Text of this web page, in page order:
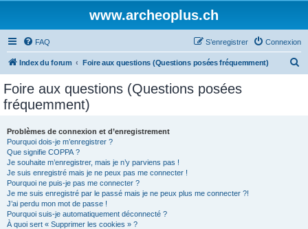
www.archeoplus.ch
FAQ Connexion
S’enregistrer
Index du forum Foire aux questions (Questions posées fréquemment)
Foire aux questions (Questions posées
fréquemment)
Problèmes de connexion et d’enregistrement
Pourquoi dois-je m’enregistrer ?
Que signifie COPPA ?
Je souhaite m’enregistrer, mais je n’y parviens pas !
Je suis enregistré mais je ne peux pas me connecter !
Pourquoi ne puis-je pas me connecter ?
Je me suis enregistré par le passé mais je ne peux plus me connecter ?!
J’ai perdu mon mot de passe !
Pourquoi suis-je automatiquement déconnecté ?
À quoi sert « Supprimer les cookies » ?